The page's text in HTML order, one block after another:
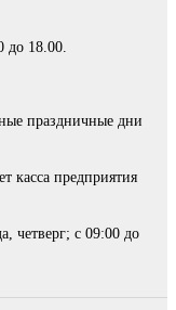
до 18.00.
праздничные дни
касса предприятия
четверг; с 09:00 до